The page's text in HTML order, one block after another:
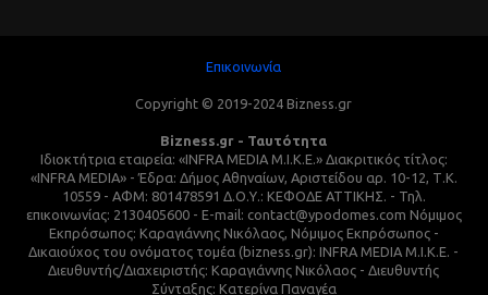
Επικοινωνία
Copyright © 2019-2024 Bizness.gr
Bizness.gr - Ταυτότητα
Ιδιοκτήτρια εταιρεία: «INFRA MEDIA M.I.K.E.» Διακριτικός τίτλος:
«INFRA MEDIA» - Έδρα: Δήμος Αθηναίων, Αριστείδου αρ. 10-12, Τ.Κ.
10559 - ΑΦΜ: 801478591 Δ.Ο.Υ.: ΚΕΦΟΔΕ ΑΤΤΙΚΗΣ. - Τηλ.
επικοινωνίας: 2130405600 - E-mail: contact@ypodomes.com Νόμιμος
Εκπρόσωπος: Καραγιάννης Νικόλαος, Νόμιμος Εκπρόσωπος -
Δικαιούχος του ονόματος τομέα (bizness.gr): INFRA MEDIA M.I.K.E. -
Διευθυντής/Διαχειριστής: Καραγιάννης Νικόλαος - Διευθυντής
Σύνταξης: Κατερίνα Παναγέα